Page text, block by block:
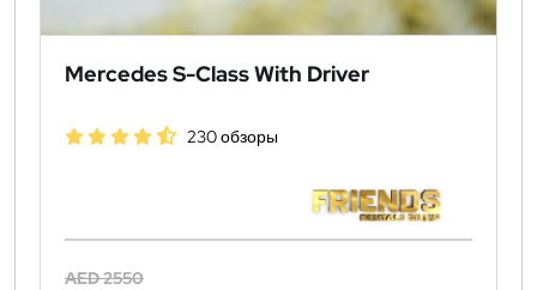
Mercedes S-Class With Driver
230 обзоры
AED 2550